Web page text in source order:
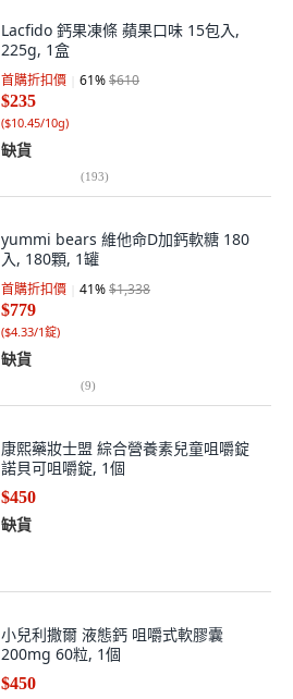
Lacfido 鈣果凍條 蘋果口味 15包入,
225g, 1盒
首購折扣價 61%$610
$235
($10.45/10g)
缺貨
(193)
yummi bears 維他命D加鈣軟糖 180
入, 180顆, 1罐
首購折扣價 41%$1,338
$779
($4.33/1錠)
缺貨
(9)
康熙藥妝士盟 綜合營養素兒童咀嚼錠
諾貝可咀嚼錠, 1個
$450
缺貨
小兒利撒爾 液態鈣 咀嚼式軟膠囊
200mg 60粒, 1個
$450